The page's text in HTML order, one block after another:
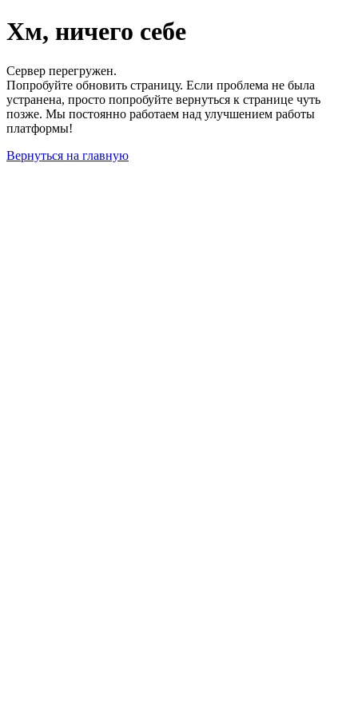
Хм, ничего себе
Сервер перегружен.
Попробуйте обновить страницу. Если проблема не была
устранена, просто попробуйте вернуться к странице чуть
позже. Мы постоянно работаем над улучшением работы
платформы!
Вернуться на главную